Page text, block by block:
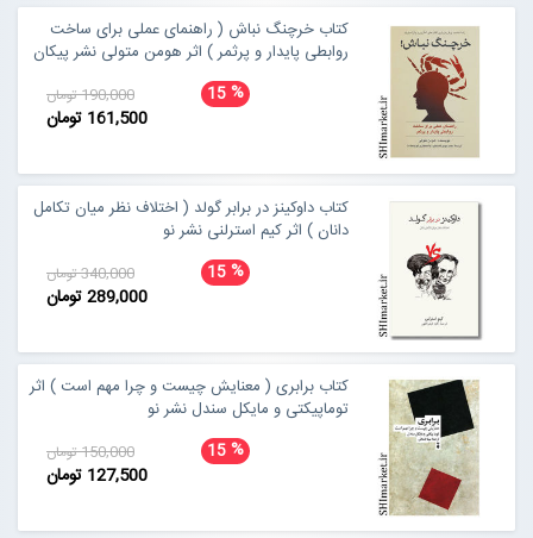
کتاب خرچنگ نباش ( راهنمای عملی برای ساخت
روابطی پایدار و پرثمر ) اثر هومن متولی نشر پیکان
15% 190,000 تومان
161,500 تومان
کتاب داوکینز در برابر گولد ( اختلاف نظر میان تکامل
دانان ) اثر کیم استرلنی نشر نو
15% 340,000 تومان
289,000 تومان
کتاب برابری ( معنایش چیست و چرا مهم است ) اثر
توماپیکتی و مایکل سندل نشر نو
15% 150,000 تومان
127,500 تومان